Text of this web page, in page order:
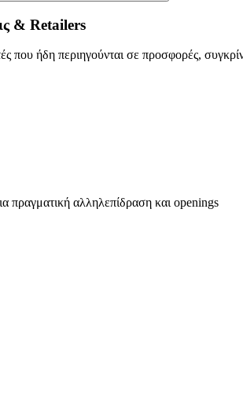
& Retailers
που ήδη περιηγούνται σε προσφορές,
πραγματική αλληλεπίδραση και openings